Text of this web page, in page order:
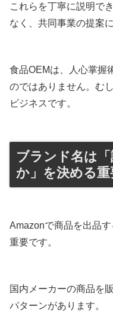
これらを丁寧に説明で
なく、共同事業の提案
食品OEMは、人心掌握
のではありません。む
ビジネスです。
ブランド名は
か」を決める重
Amazonで商品を出品
重要です。
国内メーカーの商品を
パターンがあります。